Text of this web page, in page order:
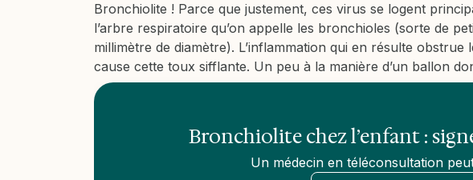
Bronchiolite ! Parce que justement, ces virus se logent
l’arbre respiratoire qu’on appelle les bronchioles (sorte de
millimètre de diamètre). L’inflammation qui en résulte
cause cette toux sifflante. Un peu à la manière d’un ballon
Bronchiolite chez l’enfant :
Un médecin en téléconsultation